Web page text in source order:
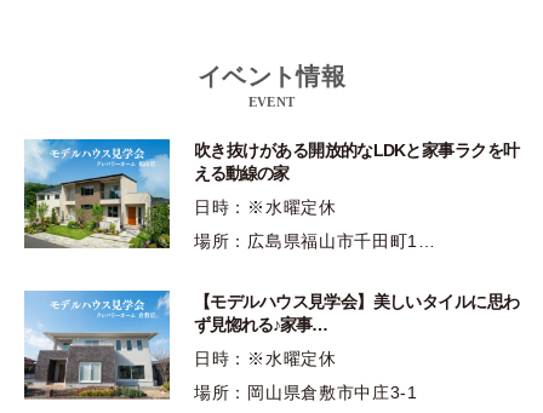
イベント情報
EVENT
吹き抜けがある開放的なLDKと家事ラクを叶
える動線の家
日時：※水曜定休
場所：広島県福山市千田町1…
【モデルハウス見学会】美しいタイルに思わ
ず見惚れる♪家事…
日時：※水曜定休
場所：岡山県倉敷市中庄3-1